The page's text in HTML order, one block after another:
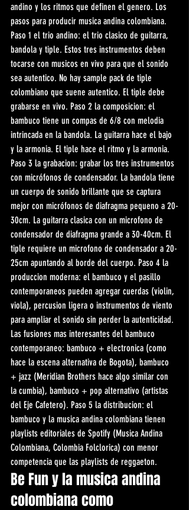
andino y los ritmos que definen el genero. Los
pasos para producir musica andina colombiana.
Paso 1 el trio andino: el trio clasico de guitarra,
bandola y tiple. Estos tres instrumentos deben
tocarse con musicos en vivo para que el sonido
sea autentico. No hay sample pack de tiple
colombiano que suene autentico. El tiple debe
grabarse en vivo. Paso 2 la composicion: el
bambuco tiene un compas de 6/8 con melodia
intrincada en la bandola. La guitarra hace el bajo
y la armonia. El tiple hace el ritmo y la armonia.
Paso 3 la grabacion: grabar los tres instrumentos
con micrófonos de condensador. La bandola tiene
un cuerpo de sonido brillante que se captura
mejor con micrófonos de diafragma pequeno a 20-
30cm. La guitarra clasica con un microfono de
condensador de diafragma grande a 30-40cm. El
tiple requiere un microfono de condensador a 20-
25cm apuntando al borde del cuerpo. Paso 4 la
produccion moderna: el bambuco y el pasillo
contemporaneos pueden agregar cuerdas (violin,
viola), percusion ligera o instrumentos de viento
para ampliar el sonido sin perder la autenticidad.
Las fusiones mas interesantes del bambuco
contemporaneo: bambuco + electronica (como
hace la escena alternativa de Bogota), bambuco
+ jazz (Meridian Brothers hace algo similar con
la cumbia), bambuco + pop alternativo (artistas
del Eje Cafetero). Paso 5 la distribucion: el
bambuco y la musica andina colombiana tienen
playlists editoriales de Spotify (Musica Andina
Colombiana, Colombia Folclorica) con menor
competencia que las playlists de reggaeton.
Be Fun y la musica andina
colombiana como